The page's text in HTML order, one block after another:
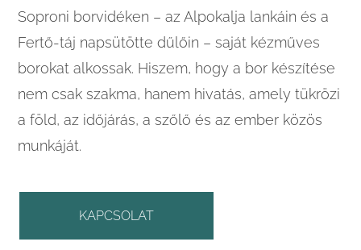
Soproni borvidéken – az Alpokalja lankáin és a
Fertő-táj napsütötte dűlőin – saját kézműves
borokat alkossak. Hiszem, hogy a bor készítése
nem csak szakma, hanem hivatás, amely tükrözi
a föld, az időjárás, a szőlő és az ember közös
munkáját.
KAPCSOLAT